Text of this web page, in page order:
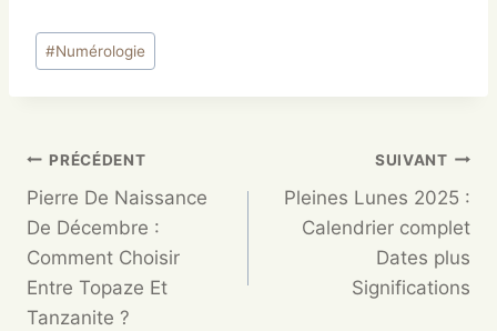
#Numérologie
PRÉCÉDENT
Pierre De Naissance
De Décembre :
Comment Choisir
Entre Topaze Et
Tanzanite ?
SUIVANT
Pleines Lunes 2025 :
Calendrier complet
Dates plus
Significations